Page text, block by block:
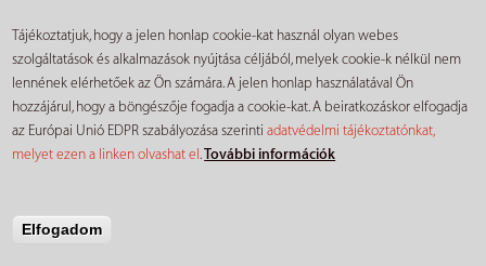
Tájékoztatjuk, hogy a jelen honlap cookie-kat használ olyan webes
szolgáltatások és alkalmazások nyújtása céljából, melyek cookie-k nélkül nem
lennének elérhetőek az Ön számára. A jelen honlap használatával Ön
hozzájárul, hogy a böngészője fogadja a cookie-kat. A beiratkozáskor elfogadja
az Európai Unió EDPR szabályozása szerintiadatvédelmi tájékoztatónkat,
melyet ezen a linken olvashat el.További információk
Elfogadom